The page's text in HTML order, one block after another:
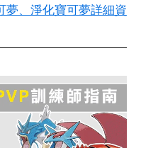
夢、淨化寶可夢詳細資